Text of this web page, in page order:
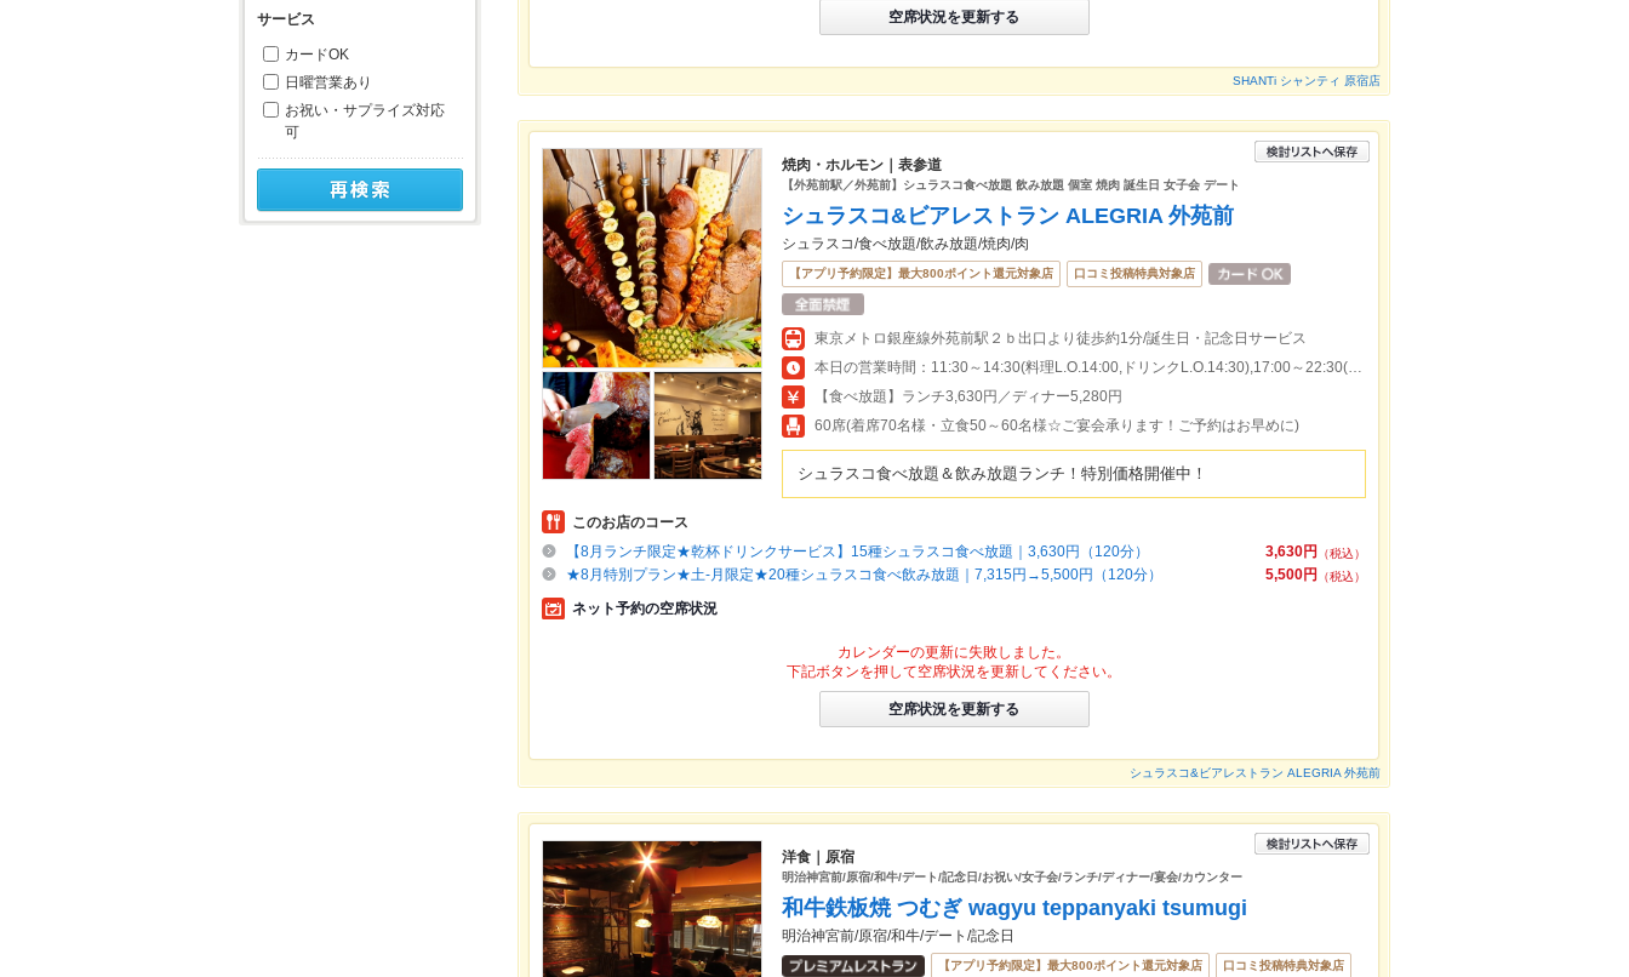
サービス
カードOK
日曜営業あり
お祝い・サプライズ対応
可
空席状況を更新する
SHANTi シャンティ 原宿店
焼肉・ホルモン｜表参道
【外苑前駅／外苑前】シュラスコ食べ放題 飲み放題 個室 焼肉 誕生日 女子会 デート
シュラスコ&ビアレストラン ALEGRIA 外苑前
シュラスコ/食べ放題/飲み放題/焼肉/肉
【アプリ予約限定】最大800ポイント還元対象店 口コミ投稿特典対象店
東京メトロ銀座線外苑前駅２ｂ出口より徒歩約1分/誕生日・記念日サービス
本日の営業時間：11:30～14:30(料理L.O.14:00,ドリンクL.O.14:30),17:00～22:30(料理L.O.22:00,ドリンクL.O.22:00)
【食べ放題】ランチ3,630円／ディナー5,280円
60席(着席70名様・立食50～60名様☆ご宴会承ります！ご予約はお早めに)
シュラスコ食べ放題＆飲み放題ランチ！特別価格開催中！
このお店のコース
3,630円
（税込）
【8月ランチ限定★乾杯ドリンクサービス】15種シュラスコ食べ放題｜3,630円（120分）
5,500円
（税込）
★8月特別プラン★土-月限定★20種シュラスコ食べ飲み放題｜7,315円→5,500円（120分）
ネット予約の空席状況
カレンダーの更新に失敗しました。
下記ボタンを押して空席状況を更新してください。
空席状況を更新する
シュラスコ&ビアレストラン ALEGRIA 外苑前
洋食｜原宿
明治神宮前/原宿/和牛/デート/記念日/お祝い/女子会/ランチ/ディナー/宴会/カウンター
和牛鉄板焼 つむぎ wagyu teppanyaki tsumugi
明治神宮前/原宿/和牛/デート/記念日
【アプリ予約限定】最大800ポイント還元対象店 口コミ投稿特典対象店